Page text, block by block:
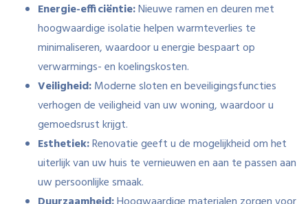
Energie-efficiëntie:Nieuwe ramen en deuren met
hoogwaardige isolatie helpen warmteverlies te
minimaliseren, waardoor u energie bespaart op
verwarmings- en koelingskosten.
Veiligheid:Moderne sloten en beveiligingsfuncties
verhogen de veiligheid van uw woning, waardoor u
gemoedsrust krijgt.
Esthetiek:Renovatie geeft u de mogelijkheid om het
uiterlijk van uw huis te vernieuwen en aan te passen aan
uw persoonlijke smaak.